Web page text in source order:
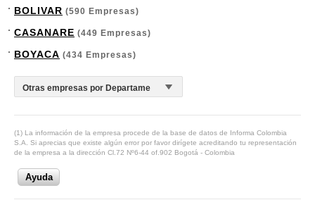
BOLIVAR (590 Empresas)
CASANARE (449 Empresas)
BOYACA (434 Empresas)
(1) La información de la empresa procede de la base de datos de Informa Colombia
S.A. Si aprecias que existe algún error por favor dirígete acreditando tu representación
de la empresa a la dirección Cl.72 Nº6-44 of.902 Bogotá - Colombia
Ayuda